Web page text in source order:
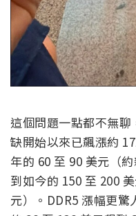
這個問題一點都不無
缺開始以來已飆漲約
年的 60 至 90 美元（
到如今的 150 至 200
元）。DDR5 漲幅更驚